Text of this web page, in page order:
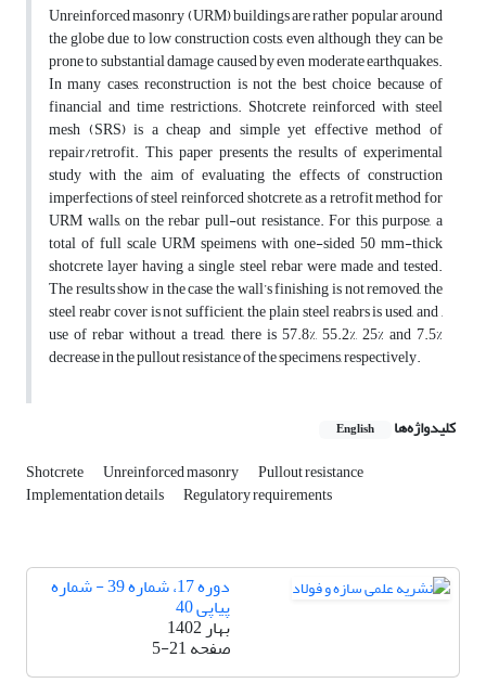
Unreinforced masonry (URM) buildings are rather popular around
the globe due to low construction costs, even although they can be
prone to substantial damage caused by even moderate earthquakes.
In many cases, reconstruction is not the best choice because of
financial and time restrictions. Shotcrete reinforced with steel
mesh (SRS) is a cheap and simple yet effective method of
repair/retrofit. This paper presents the results of experimental
study with the aim of evaluating the effects of construction
imperfections of steel reinforced shotcrete, as a retrofit method for
URM walls, on the rebar pull-out resistance. For this purpose, a
total of full scale URM speimens with one-sided 50 mm-thick
shotcrete layer having a single steel rebar were made and tested.
The results show in the case the wall’s finishing is not removed, the
steel reabr cover is not sufficient, the plain steel reabrs is used, and ,
use of rebar without a tread, there is 57.8%, 55.2%, 25% and 7.5%
decrease in the pullout resistance of the specimens, respectively.
کلیدواژه‌ها English
Shotcrete Unreinforced masonry Pullout resistance
Implementation details Regulatory requirements
دوره 17، شماره 39 - شماره
پیاپی 40
بهار 1402
صفحه5-21